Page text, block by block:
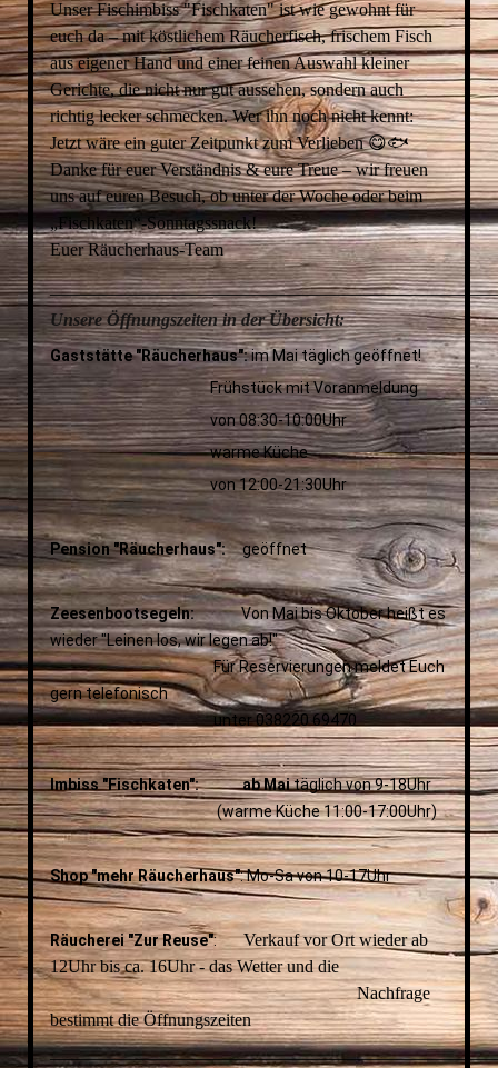
Unser Fischimbiss "Fischkaten" ist wie gewohnt für
euch da – mit köstlichem Räucherfisch, frischem Fisch
aus eigener Hand und einer feinen Auswahl kleiner
Gerichte, die nicht nur gut aussehen, sondern auch
richtig lecker schmecken. Wer ihn noch nicht kennt:
Jetzt wäre ein guter Zeitpunkt zum Verlieben 😋🐟
Danke für euer Verständnis & eure Treue – wir freuen
uns auf euren Besuch, ob unter der Woche oder beim
„Fischkaten“-Sonntagssnack!
Euer Räucherhaus-Team
Unsere Öffnungszeiten in der Übersicht:
Gaststätte "Räucherhaus":im Mai täglich geöffnet!
Frühstück mit Voranmeldung
von 08:30-10:00Uhr
warme Küche
von 12:00-21:30Uhr
Pension "Räucherhaus":geöffnet
Zeesenbootsegeln:Von Mai bis Oktober heißt es
wieder "Leinen los, wir legen ab!"
Für Reservierungen meldet Euch
gern telefonisch
unter 038220 69470
Imbiss "Fischkaten": ab Maitäglich von 9-18Uhr
(warme Küche 11:00-17:00Uhr)
Shop "mehr Räucherhaus": Mo-Sa von 10-17Uhr
Räucherei "Zur Reuse":Verkauf vor Ort wieder ab
12Uhr bis ca. 16Uhr - das Wetter und die
Nachfrage
bestimmt die Öffnungszeiten